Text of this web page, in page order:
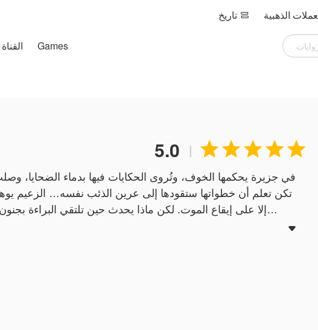

القناة Games
5.0 | 
في جزيرة يحكمها الخوف، وتُروى الحكايات فيها بدماء الضحايا، وصلت
تكن تعلم أن خطواتها ستقودها إلى عرين الذئب نفسه… الزعيم
إلا على إيقاع الموت. لكن ماذا يحدث حين
